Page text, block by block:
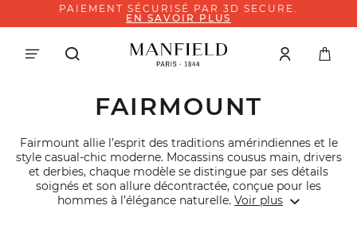
PAIEMENT SÉCURISÉ PAR 3D SECURE.
EN SAVOIR PLUS
FAIRMOUNT
Fairmount allie l’esprit des traditions amérindiennes et le
style casual-chic moderne. Mocassins cousus main, drivers
et derbies, chaque modèle se distingue par ses détails
soignés et son allure décontractée, conçue pour les
hommes à l’élégance naturelle. Voir plus